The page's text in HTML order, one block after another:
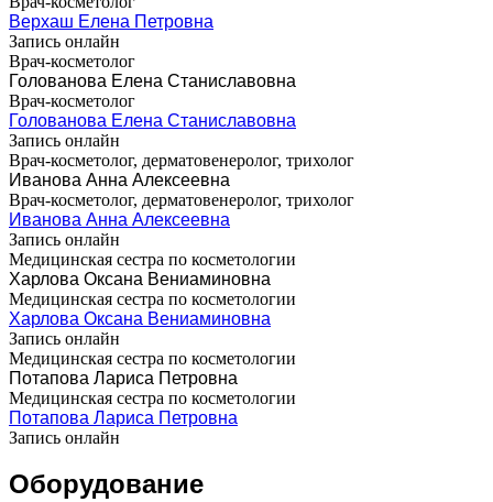
Верхаш Елена Петровна
Запись онлайн
Врач-косметолог
Голованова Елена Станиславовна
Врач-косметолог
Голованова Елена Станиславовна
Запись онлайн
Врач-косметолог, дерматовенеролог, трихолог
Иванова Анна Алексеевна
Врач-косметолог, дерматовенеролог, трихолог
Иванова Анна Алексеевна
Запись онлайн
Медицинская сестра по косметологии
Харлова Оксана Вениаминовна
Медицинская сестра по косметологии
Харлова Оксана Вениаминовна
Запись онлайн
Медицинская сестра по косметологии
Потапова Лариса Петровна
Медицинская сестра по косметологии
Потапова Лариса Петровна
Запись онлайн
Оборудование